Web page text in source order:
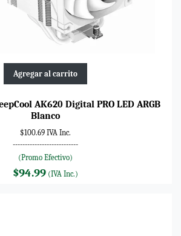
Agregar al carrito
AK620 Digital PRO LED ARGB
Blanco
$100.69 IVA Inc.
---------------------------
(Promo Efectivo)
$94.99 (IVA Inc.)